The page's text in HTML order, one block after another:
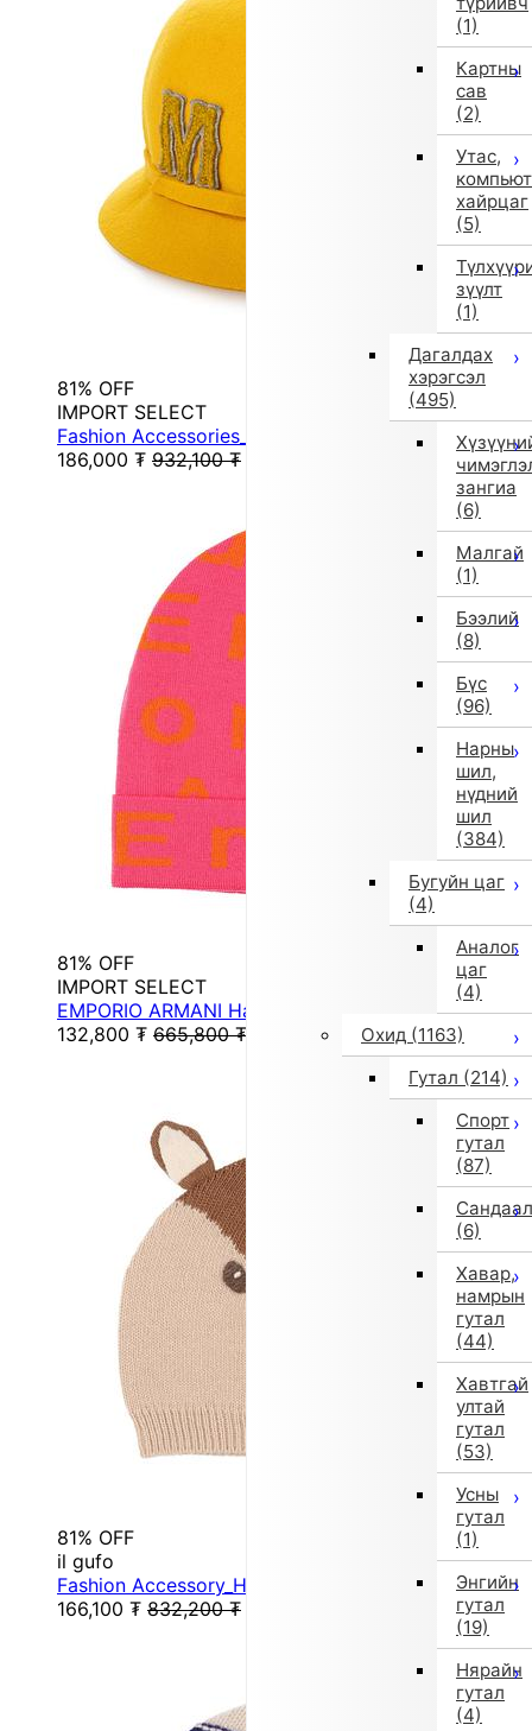
(1)
Картны
сав
(2)
Утас,
хайрцаг
(5)
зүүлт
(1)
Дагалдах
хэрэгсэл
(495)
зангиа
(6)
Малгай
(1)
Бээлий
(8)
Бүс
(96)
Нарны
шил,
нүдний
шил
(384)
Бугуйн цаг
(4)
Аналог
цаг
(4)
Охид (1163)
Гутал (214)
Спорт
гутал
(87)
Сандаал
(6)
Хавар,
намрын
гутал
(44)
Хавтгай
ултай
гутал
(53)
Усны
гутал
(1)
Энгийн
гутал
(19)
Нярайн
гутал
(4)
81% OFF
IMPORT SELECT
Fashion Accessories_Hats (Other)
186,000 ₮ 932,100 ₮
81% OFF
IMPORT SELECT
EMPORIO ARMANI Hat (Pink)
132,800 ₮ 665,800 ₮
81% OFF
il gufo
Fashion Accessory_Hat (46/S/Beige)
166,100 ₮ 832,200 ₮